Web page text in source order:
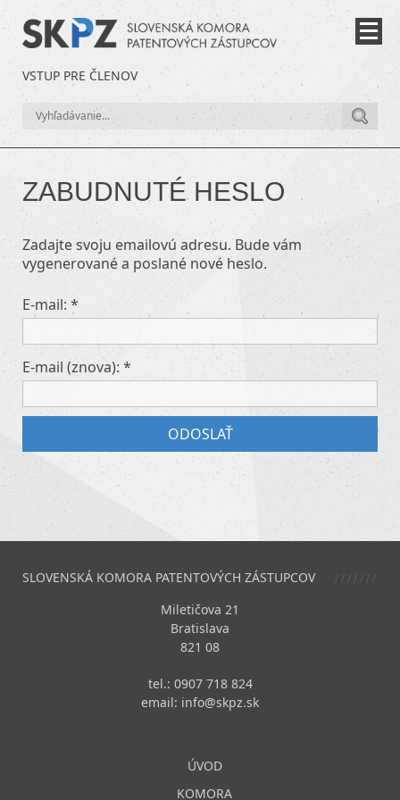
VSTUP PRE ČLENOV
ZABUDNUTÉ HESLO
Zadajte svoju emailovú adresu. Bude vám
vygenerované a poslané nové heslo.
E-mail: *
E-mail (znova): *
SLOVENSKÁ KOMORA PATENTOVÝCH ZÁSTUPCOV
Miletičova 21
Bratislava
821 08
tel.: 0907 718 824
email: info@skpz.sk
ÚVOD
KOMORA